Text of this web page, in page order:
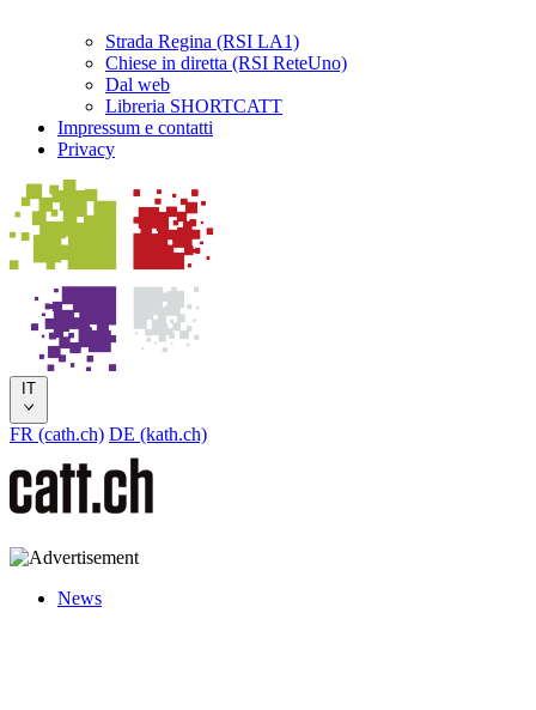
Strada Regina (RSI LA1)
Chiese in diretta (RSI ReteUno)
Dal web
Libreria SHORTCATT
Impressum e contatti
Privacy
IT
FR (cath.ch) DE (kath.ch)
News